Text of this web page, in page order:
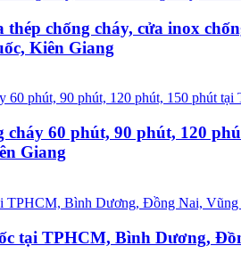
thép chống cháy, cửa inox
Kiên Giang
cháy 60 phút, 90 phút, 120
Giang
tại TPHCM, Bình Dương,